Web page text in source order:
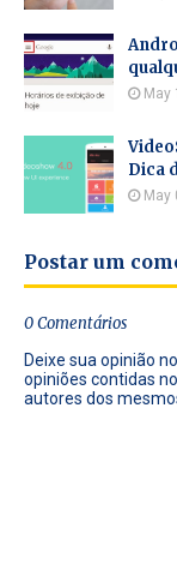
May
Dica
May
Postar um
0 Comentários
Deixe sua opinião
opiniões contidas
autores dos